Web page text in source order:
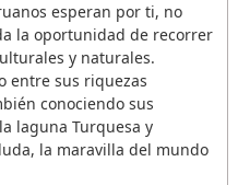
esperan por ti, no
la oportunidad de recorrer
y naturales.
entre sus riquezas
conociendo sus
laguna Turquesa y
la maravilla del mundo